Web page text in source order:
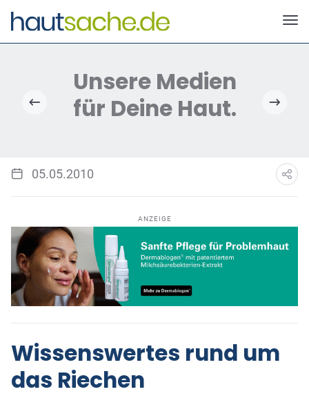
05.05.2010
ANZEIGE
Wissenswertes rund um
das Riechen